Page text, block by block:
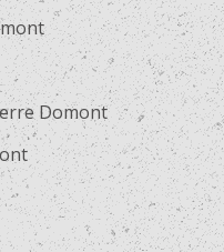
Domont